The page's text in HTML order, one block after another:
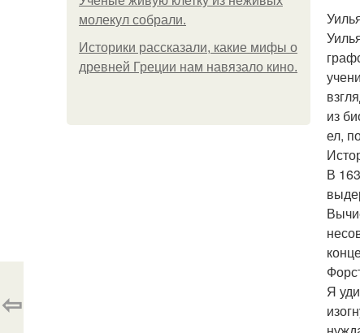
молекул собрали.
Историки рассказали, какие мифы о
древней Греции нам навязало кино.
из
ел,
В
Я
⇦